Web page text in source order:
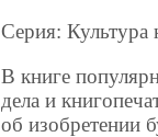
Серия: Культура
В книге
дела и
об изобретении